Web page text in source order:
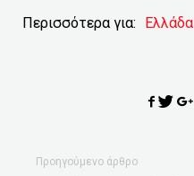
Περισσότερα για: Ελλάδα
Προηγούμενο άρθρο